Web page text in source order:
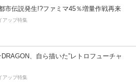
市伝説発生!?ファミマ45％増量作戦再来
アップ特集
、自ら描いた”レトロフューチャ
アップ特集